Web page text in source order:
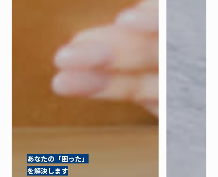
あなたの「困った」
を解決します